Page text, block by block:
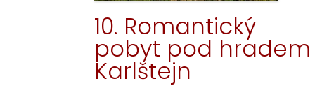
10. Romantický
pobyt pod hradem
Karlštejn